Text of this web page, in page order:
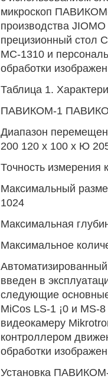
микроскоп
производства
прецизионный стол
МС-1310 и
обработки
Таблица 1.
ПАВИКОМ-1
Диапазон
200 120 х 100 х Ю
Точность измерения
Максимальный
1024
Максимальная
Максимальное
введен в
следующие
MiCos LS-1 ¡0 и MS-
видеокамеру
контроллером
обработки
Установка ПАВИКОМ-